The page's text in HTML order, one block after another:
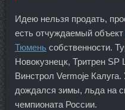
Идею нельзя продать,
есть отчуждаемый объект
Тюмень собственности.
Новокузнецк, Тритрен SP
Винстрол Vermoje Калуга.
дождался зимы, льда на
чемпионата России.